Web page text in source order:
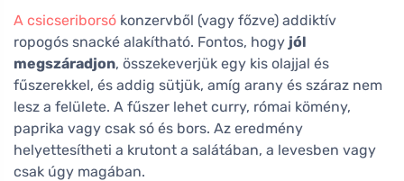
A csicseriborsó konzervből (vagy főzve) addiktív
ropogós snacké alakítható. Fontos, hogy jól
megszáradjon, összekeverjük egy kis olajjal és
fűszerekkel, és addig sütjük, amíg arany és száraz nem
lesz a felülete. A fűszer lehet curry, római kömény,
paprika vagy csak só és bors. Az eredmény
helyettesítheti a krutont a salátában, a levesben vagy
csak úgy magában.